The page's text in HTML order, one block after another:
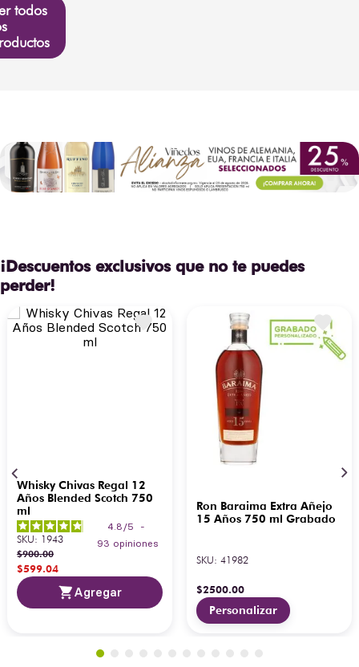
todos
¡Descuentos exclusivos que no te puedes
perder!
Whisky Chivas Regal 12
Años Blended Scotch 750
ml
4.8 /5
-
93 opiniones
SKU: 1943
$900.00
$599.04
Agregar
Ron Baraima Extra Añejo
15 Años 750 ml Grabado
SKU: 41982
$2500.00
Personalizar